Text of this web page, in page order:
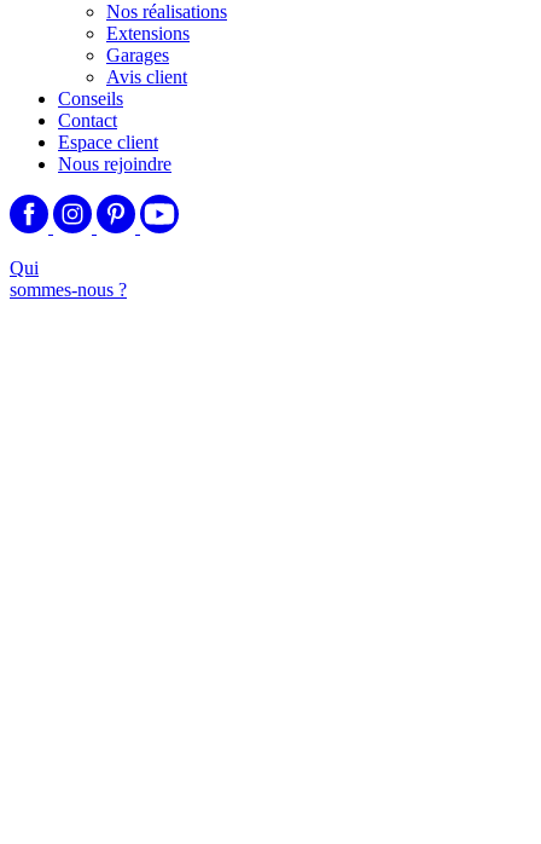
Nos réalisations
Extensions
Garages
Avis client
Conseils
Contact
Espace client
Nous rejoindre
Qui
sommes-nous ?